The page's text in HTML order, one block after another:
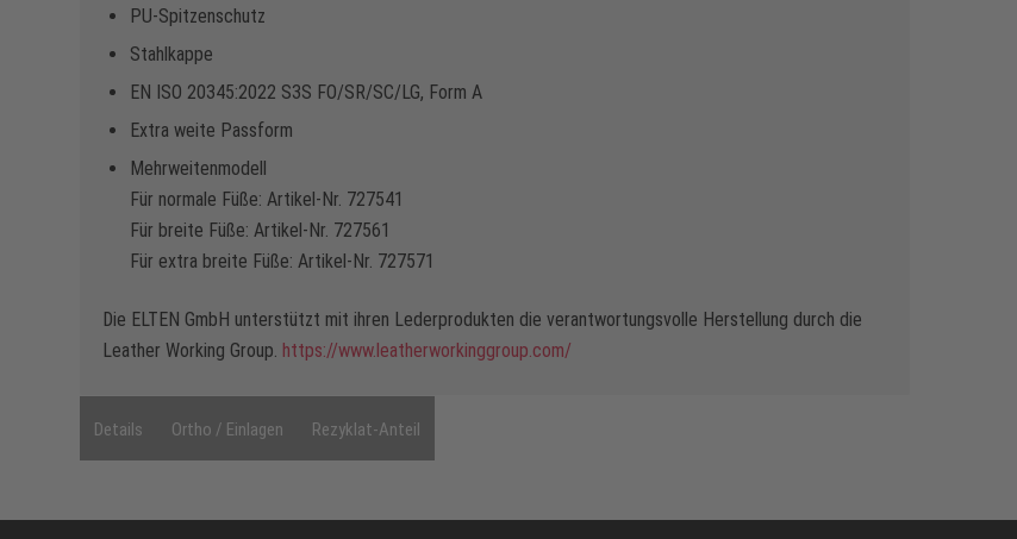
PU-Spitzenschutz
Stahlkappe
EN ISO 20345:2022 S3S FO/SR/SC/LG, Form A
Extra weite Passform
Mehrweitenmodell
Für normale Füße: Artikel-Nr. 727541
Für breite Füße: Artikel-Nr. 727561
Für extra breite Füße: Artikel-Nr. 727571
Die ELTEN GmbH unterstützt mit ihren Lederprodukten die verantwortungsvolle Herstellung durch die
Leather Working Group. https://www.leatherworkinggroup.com/
Details Ortho / Einlagen Rezyklat-Anteil